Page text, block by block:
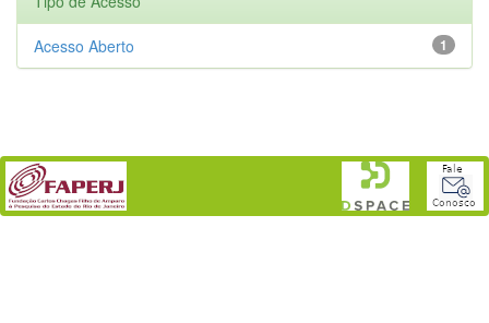
1
Acesso Aberto